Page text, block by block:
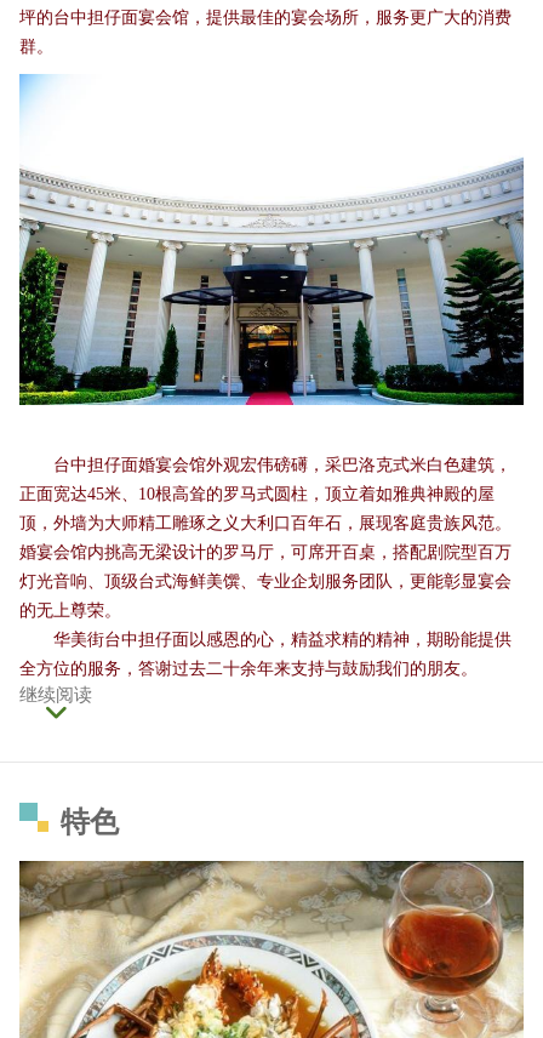
坪的台中担仔面宴会馆，提供最佳的宴会场所，服务更广大的消费
群。
台中担仔面婚宴会馆外观宏伟磅礡，采巴洛克式米白色建筑，
正面宽达45米、10根高耸的罗马式圆柱，顶立着如雅典神殿的屋
顶，外墙为大师精工雕琢之义大利口百年石，展现客庭贵族风范。
婚宴会馆内挑高无梁设计的罗马厅，可席开百桌，搭配剧院型百万
灯光音响、顶级台式海鲜美馔、专业企划服务团队，更能彰显宴会
的无上尊荣。
华美街台中担仔面以感恩的心，精益求精的精神，期盼能提供
全方位的服务，答谢过去二十余年来支持与鼓励我们的朋友。
继续阅读
特色